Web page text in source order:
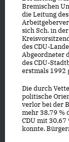
Bremischen
die Leitung
sich Sch. in
des CDU-
Abgeordneter
des CDU-
erstmals 1992
Die durch
politische
verlor bei der
mehr 38,79 %
CDU mit
konnte.